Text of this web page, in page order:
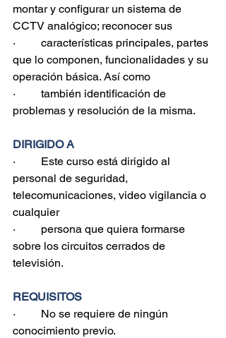
montar y configurar un sistema de
CCTV analógico; reconocer sus
·         características principales, partes
que lo componen, funcionalidades y su
operación básica. Así como
·         también identificación de
problemas y resolución de la misma.
DIRIGIDO A
·         Este curso está dirigido al
personal de seguridad,
telecomunicaciones, video vigilancia o
cualquier
·         persona que quiera formarse
sobre los circuitos cerrados de
televisión.
REQUISITOS
·         No se requiere de ningún
conocimiento previo.